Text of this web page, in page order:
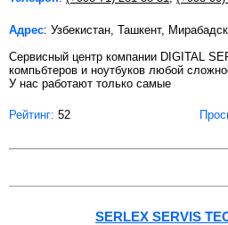
Адрес: Узбекистан, Ташкент,
Сервисный центр компании DIGITAL
компьбтеров и ноутбуков любой
У нас работают только самые
Рейтинг: 52
SERLEX SERVIS